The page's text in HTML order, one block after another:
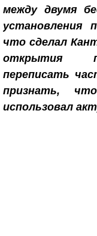
между двумя
установления
что сделал
открытия
переписать
признать,
использовал